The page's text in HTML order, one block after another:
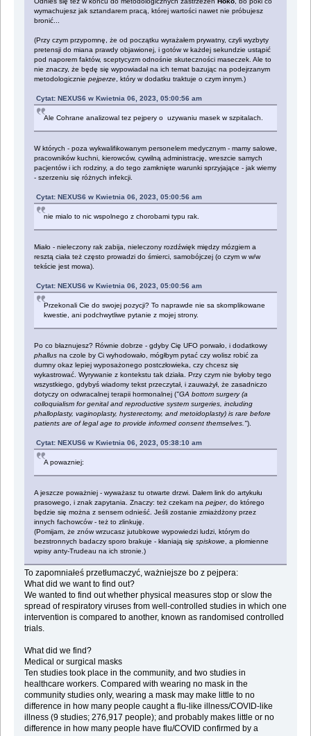
wymachujesz jak sztandarem pracą, której wartości nawet nie próbujesz
bronić...
(Przy czym przypomnę, że od początku wyrażałem prywatny, czyli wyzbyty
pretensji do miana prawdy objawionej, i gotów w każdej sekundzie ustąpić
pod naporem faktów, sceptycyzm odnośnie skuteczności maseczek. Ale to
nie znaczy, że będę się wypowiadał na ich temat bazując na podejrzanym
metodologicznie pejperze, który w dodatku traktuje o czym innym.)
Cytat: NEXUS6 w Kwietnia 06, 2023, 05:00:56 am
Ale Cohrane analizowal tez pejpery o uzywaniu masek w szpitalach.
W których - poza wykwalifikowanym personelem medycznym - mamy salowe,
pracowników kuchni, kierowców, cywilną administrację, wreszcie samych
pacjentów i ich rodziny, a do tego zamknięte warunki sprzyjające - jak wiemy
- szerzeniu się różnych infekcji.
Cytat: NEXUS6 w Kwietnia 06, 2023, 05:00:56 am
nie mialo to nic wspolnego z chorobami typu rak.
Miało - nieleczony rak zabija, nieleczony rozdźwięk między mózgiem a
resztą ciała też często prowadzi do śmierci, samobójczej (o czym w w/w
tekście jest mowa).
Cytat: NEXUS6 w Kwietnia 06, 2023, 05:00:56 am
Przekonali Cie do swojej pozycji? To naprawde nie sa skomplikowane
kwestie, ani podchwytliwe pytanie z mojej strony.
Po co błaznujesz? Równie dobrze - gdyby Cię UFO porwało, i dodatkowy
phallusna czole by Ci wyhodowało, mógłbym pytać czy wolisz robić za
dumny okaz lepiej wyposażonego postczłowieka, czy chcesz się
wykastrować. Wyrywanie z kontekstu tak działa. Przy czym nie byłoby tego
wszystkiego, gdybyś wiadomy tekst przeczytał, i zauważył, że zasadniczo
dotyczy on odwracalnej terapii hormonalnej ("GA bottom surgery (a
colloquialism for genital and reproductive system surgeries, including
phalloplasty, vaginoplasty, hysterectomy, and metoidoplasty) is rare before
patients are of legal age to provide informed consent themselves.").
Cytat: NEXUS6 w Kwietnia 06, 2023, 05:38:10 am
A powazniej:
A jeszcze poważniej - wyważasz tu otwarte drzwi. Dałem link do artykułu
prasowego, i znak zapytania. Znaczy: też czekam na pejper, do którego
będzie się można z sensem odnieść. Jeśli zostanie zmiażdżony przez
innych fachowców - też to zlinkuję.
(Pomijam, że znów wrzucasz jutubkowe wypowiedzi ludzi, którym do
bezstronnych badaczy sporo brakuje - kłaniają się spiskowe, a płomienne
wpisy anty-Trudeau na ich stronie.)
To zapomniałeś przetłumaczyć, ważniejsze bo z pejpera:
What did we want to find out?
We wanted to find out whether physical measures stop or slow the
spread of respiratory viruses from well‐controlled studies in which one
intervention is compared to another, known as randomised controlled
trials.
What did we find?
Medical or surgical masks
Ten studies took place in the community, and two studies in
healthcare workers. Compared with wearing no mask in the
community studies only, wearing a mask may make little to no
difference in how many people caught a flu‐like illness/COVID‐like
illness (9 studies; 276,917 people); and probably makes little or no
difference in how many people have flu/COVID confirmed by a